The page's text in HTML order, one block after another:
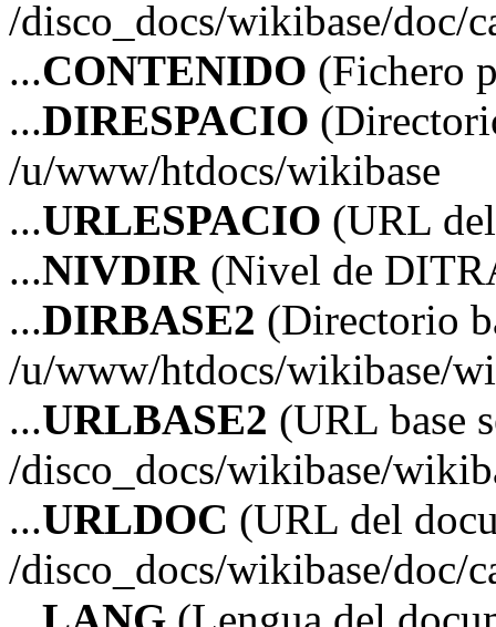
/disco_docs/wikibase/doc/
...CONTENIDO (Fichero
...DIRESPACIO
/u/www/htdocs/wikibase
...URLESPACIO (URL
...NIVDIR(Nivel de
...DIRBASE2 (Directorio
/u/www/htdocs/wikibase/
...URLBASE2 (URL base
/disco_docs/wikibase/
...URLDOC (URL del
/disco_docs/wikibase/doc/